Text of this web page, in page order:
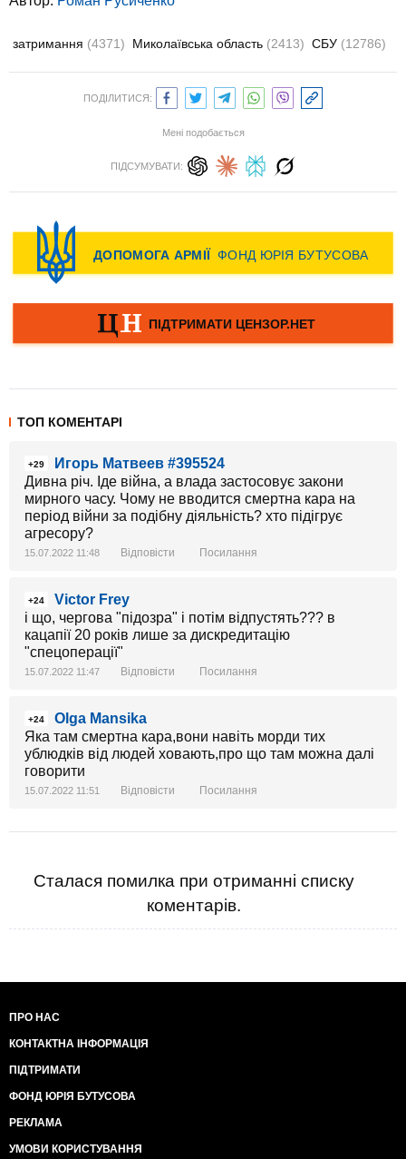
затримання (4371) Миколаївська область (2413) СБУ (12786)
ПОДІЛИТИСЯ:
Мені подобається
ПІДСУМУВАТИ:
ТОП КОМЕНТАРІ
+29
Игорь Матвеев #395524
Дивна річ. Іде війна, а влада застосовує закони
мирного часу. Чому не вводится смертна кара на
період війни за подібну діяльність? хто підігрує
агресору?
15.07.2022 11:48 Відповісти Посилання
+24
Victor Frey
і що, чергова "підозра" і потім відпустять??? в
кацапії 20 років лише за дискредитацію
"спецоперації"
15.07.2022 11:47 Відповісти Посилання
+24
Olga Mansika
Яка там смертна кара,вони навіть морди тих
ублюдків від людей ховають,про що там можна далі
говорити
15.07.2022 11:51 Відповісти Посилання
Сталася помилка при отриманні списку
коментарів.
ПРО НАС
КОНТАКТНА ІНФОРМАЦІЯ
ПІДТРИМАТИ
ФОНД ЮРІЯ БУТУСОВА
РЕКЛАМА
УМОВИ КОРИСТУВАННЯ